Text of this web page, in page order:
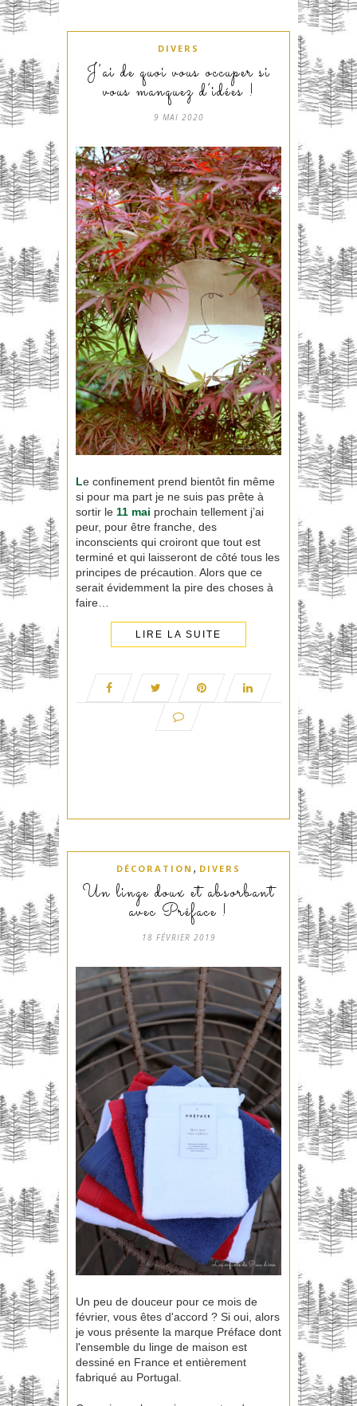
DIVERS
J’ai de quoi vous occuper si
vous manquez d’idées !
9 MAI 2020
Le confinement prend bientôt fin même
si pour ma part je ne suis pas prête à
sortir le 11 mai prochain tellement j’ai
peur, pour être franche, des
inconscients qui croiront que tout est
terminé et qui laisseront de côté tous les
principes de précaution. Alors que ce
serait évidemment la pire des choses à
faire…
LIRE LA SUITE
DÉCORATION , DIVERS
Un linge doux et absorbant
avec Préface !
18 FÉVRIER 2019
Un peu de douceur pour ce mois de
février, vous êtes d'accord ? Si oui, alors
je vous présente la marque Préface dont
l'ensemble du linge de maison est
dessiné en France et entièrement
fabriqué au Portugal.